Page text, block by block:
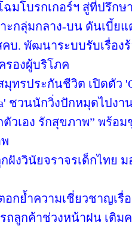
ฉมโบรกเกอร์ฯ สู่ที่ปรึก
ะกลุ่มกลาง-บน ดันเบี้ย
บ. พัฒนาระบบรับเรื่อง
รองผู้บริโภค
มุทรประกันชีวิต เปิดตัว
ชวนนักวิ่งปักหมุดไปง
วเอง รักสุขภาพ” พร้อ
ฝังวินัยจราจรเด็กไทย
กย้ำความเชี่ยวชาญเรื่
รถลูกค้าช่วงหน้าฝน เติม